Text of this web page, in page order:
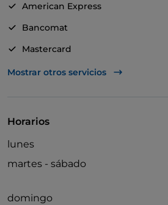
American Express
Bancomat
Mastercard
Visa
Mostrar otros servicios
Horarios
lunes
martes - sábado
domingo